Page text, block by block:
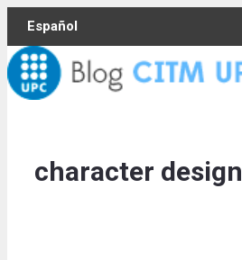
Skip
content
Español
character design